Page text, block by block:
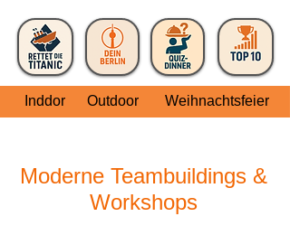
Inddor Outdoor Weihnachtsfeier
Moderne Teambuildings &
Workshops